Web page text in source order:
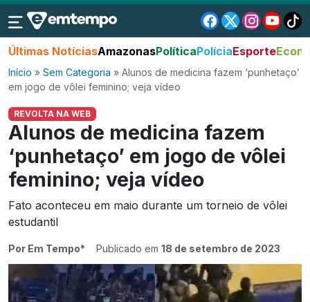
Últimas NotíciasAmazonasPolíticaPolíciaEsporte
Início » Sem Categoria » Alunos de medicina fazem ‘punhetaço’
em jogo de vôlei feminino; veja vídeo
REVOLTA NA WEB
Alunos de medicina fazem
‘punhetaço’ em jogo de vôlei
feminino; veja vídeo
Fato aconteceu em maio durante um torneio de vôlei
estudantil
Por Em Tempo* Publicado em 18 de setembro de 2023